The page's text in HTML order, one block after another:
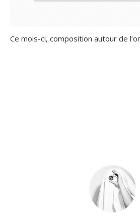
Ce mois-ci, composition autour de